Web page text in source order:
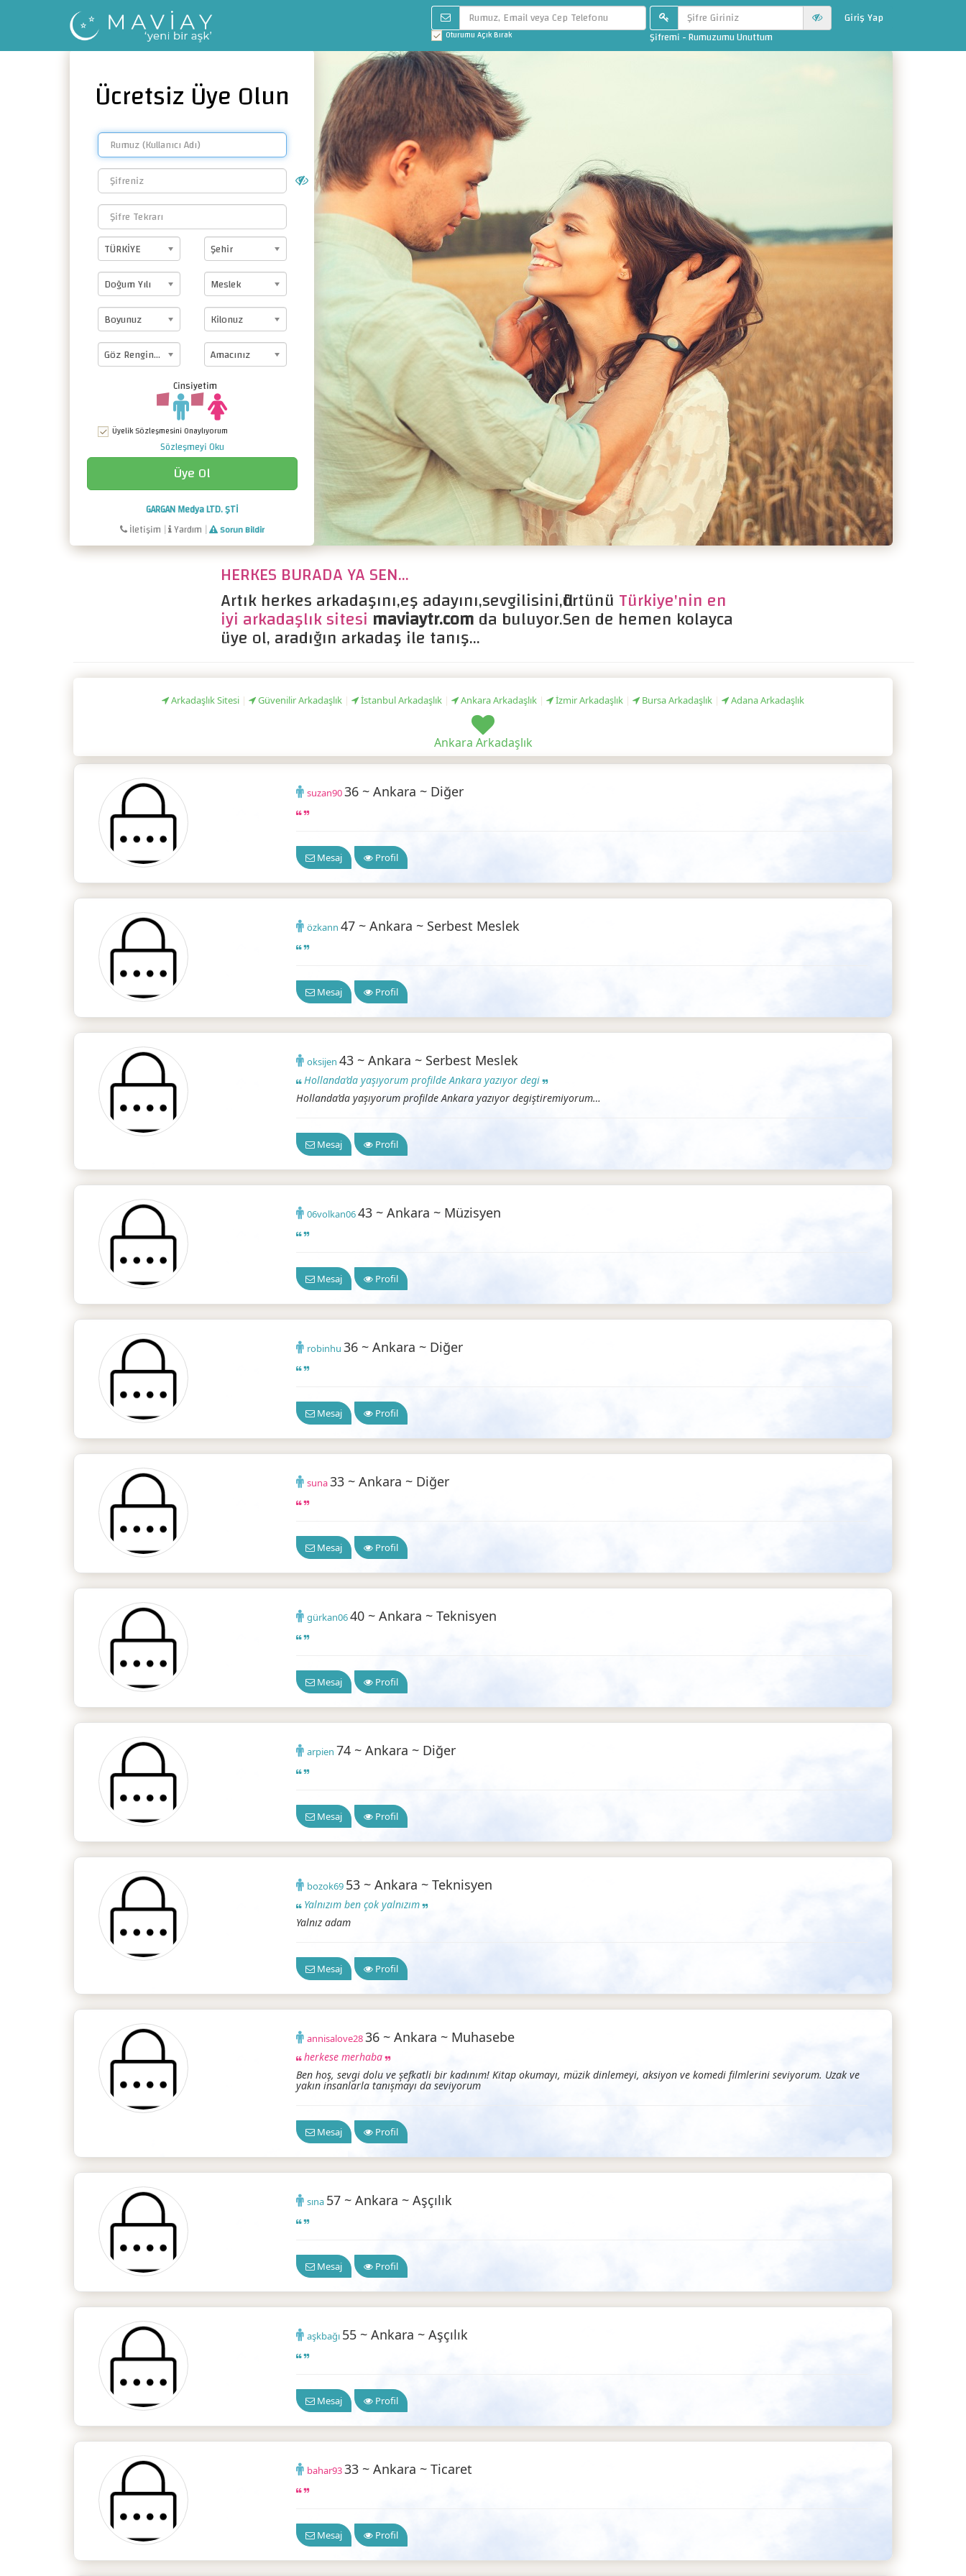
Giriş Yap
Oturumu Açık Bırak Şifremi - Rumuzumu Unuttum
Ücretsiz Üye Olun
TÜRKİYE
Şehir
Doğum Yılı
Meslek
Boyunuz
Kilonuz
Göz Renginiz
Amacınız
Cinsiyetim
Üyelik Sözleşmesini Onaylıyorum
Sözleşmeyi Oku
GARGAN Medya LTD. ŞTİ
İletişim | Yardım | Sorun Bildir
HERKES BURADA YA SEN...
Artık herkes arkadaşını,eş adayını,sevgilisini,flörtünü Türkiye'nin en
iyi arkadaşlık sitesimaviaytr.comda buluyor.Sen de hemen kolayca
üye ol, aradığın arkadaş ile tanış...
Arkadaşlık Sitesi | Güvenilir Arkadaşlık | İstanbul Arkadaşlık | Ankara Arkadaşlık | İzmir Arkadaşlık | Bursa Arkadaşlık | Adana Arkadaşlık
Ankara Arkadaşlık
suzan9036 ~ Ankara ~ Diğer
Mesaj Profil
özkann 47 ~ Ankara ~ Serbest Meslek
Mesaj Profil
oksijen 43 ~ Ankara ~ Serbest Meslek
Hollanda’da yaşıyorum profilde Ankara yazıyor degi
Hollanda’da yaşıyorum profilde Ankara yazıyor degiştiremiyorum…
Mesaj Profil
06volkan0643 ~ Ankara ~ Müzisyen
Mesaj Profil
robinhu 36 ~ Ankara ~ Diğer
Mesaj Profil
suna33 ~ Ankara ~ Diğer
Mesaj Profil
gürkan0640 ~ Ankara ~ Teknisyen
Mesaj Profil
arpien 74 ~ Ankara ~ Diğer
Mesaj Profil
bozok69 53 ~ Ankara ~ Teknisyen
Yalnızım ben çok yalnızım
Yalnız adam
Mesaj Profil
annisalove2836 ~ Ankara ~ Muhasebe
herkese merhaba
Ben hoş, sevgi dolu ve şefkatli bir kadınım! Kitap okumayı, müzik dinlemeyi, aksiyon ve komedi filmlerini seviyorum. Uzak ve
yakın insanlarla tanışmayı da seviyorum Ankara Arkadaşlık
Mesaj Profil
sına 57 ~ Ankara ~ Aşçılık
Mesaj Profil
aşkbağı 55 ~ Ankara ~ Aşçılık
Mesaj Profil
bahar9333 ~ Ankara ~ Ticaret
Mesaj Profil